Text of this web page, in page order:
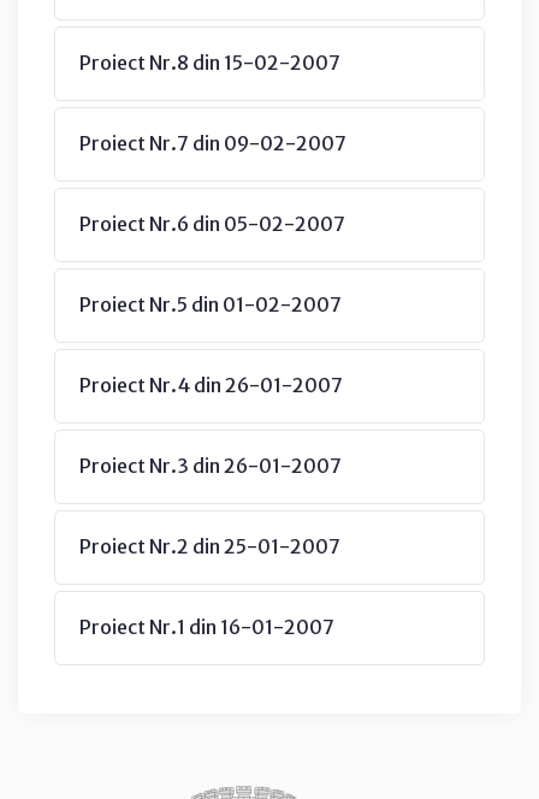
Proiect Nr.8 din 15-02-2007
Proiect Nr.7 din 09-02-2007
Proiect Nr.6 din 05-02-2007
Proiect Nr.5 din 01-02-2007
Proiect Nr.4 din 26-01-2007
Proiect Nr.3 din 26-01-2007
Proiect Nr.2 din 25-01-2007
Proiect Nr.1 din 16-01-2007